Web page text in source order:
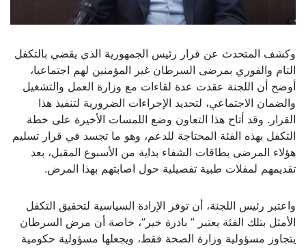
وكشف المتحدث عن قرار رئيس الجمهورية الذي يقضي بالتكفل
التام والفوري بمرضى السرطان غير المؤمنين لهم اجتماعيا،
أوضح أن اللجنة عقدت عدة لقاءات مع وزارة العمل والتشغيل
والضمان الاجتماعي، لتحديد الإجراءات الضرورية لتنفيذ هذا
القرار. وقد أتاح هذا التعاون وضع اللمسات الأخيرة على خطة
التكفل بهذه الفئة المحتاجة للدعم، وهو ما تجسد في قرار تسليم
هؤلاء المرضى بطاقات الشفاء بداية من الأسبوع المقبل، بعد
تقديمهم لمفلات طبية تفصيلية حول اصابتهم بهذا المرض.
واعتبر رئيس اللجنة، أن توفر الإرادة السياسية لتحقيق التكفل
الأمثل بتلك الفئة يعتبر ” بادرة خير”، خاصة أن مرض السرطان
يتجاوز مسؤولية وزارة الصحة فقط، ويجعلها مسؤولية حكومية